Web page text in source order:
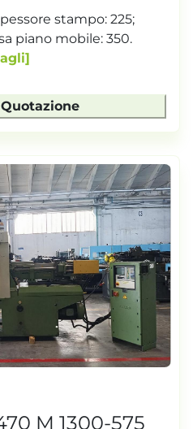
stampo: 225;
piano mobile: 350.
M 1300-575